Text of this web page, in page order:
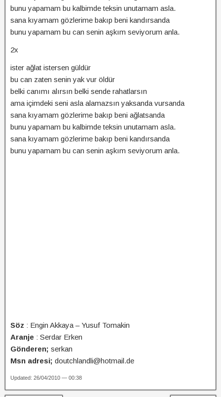
bunu yapamam bu kalbimde teksin unutamam asla.
sana kıyamam gözlerime bakıp beni kandırsanda
bunu yapamam bu can senin aşkım seviyorum anla.
2x
ister ağlat istersen güldür
bu can zaten senin yak vur öldür
belki canımı alırsın belki sende rahatlarsın
ama içimdeki seni asla alamazsın yaksanda vursanda
sana kıyamam gözlerime bakıp beni ağlatsanda
bunu yapamam bu kalbimde teksin unutamam asla.
sana kıyamam gözlerime bakıp beni kandırsanda
bunu yapamam bu can senin aşkım seviyorum anla.
Söz : Engin Akkaya – Yusuf Tomakin
Aranje : Serdar Erken
Gönderen; serkan
Msn adresi; doutchlandli@hotmail.de
Updated: 26/04/2010 — 00:38